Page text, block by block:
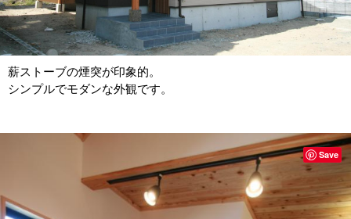
薪ストーブの煙突が印象的。
シンプルでモダンな外観です。
Save